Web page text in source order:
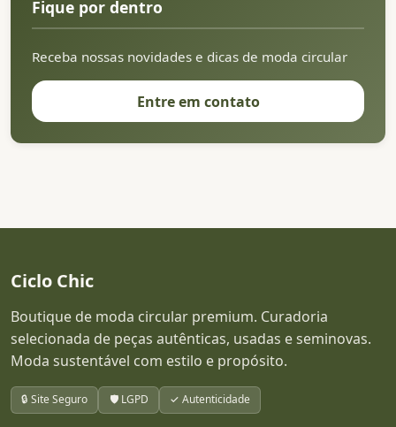
Fique por dentro
Receba nossas novidades e dicas de moda circular
Entre em contato
Ciclo Chic
Boutique de moda circular premium. Curadoria
selecionada de peças autênticas, usadas e seminovas.
Moda sustentável com estilo e propósito.
🔒 Site Seguro 🛡️ LGPD ✓ Autenticidade